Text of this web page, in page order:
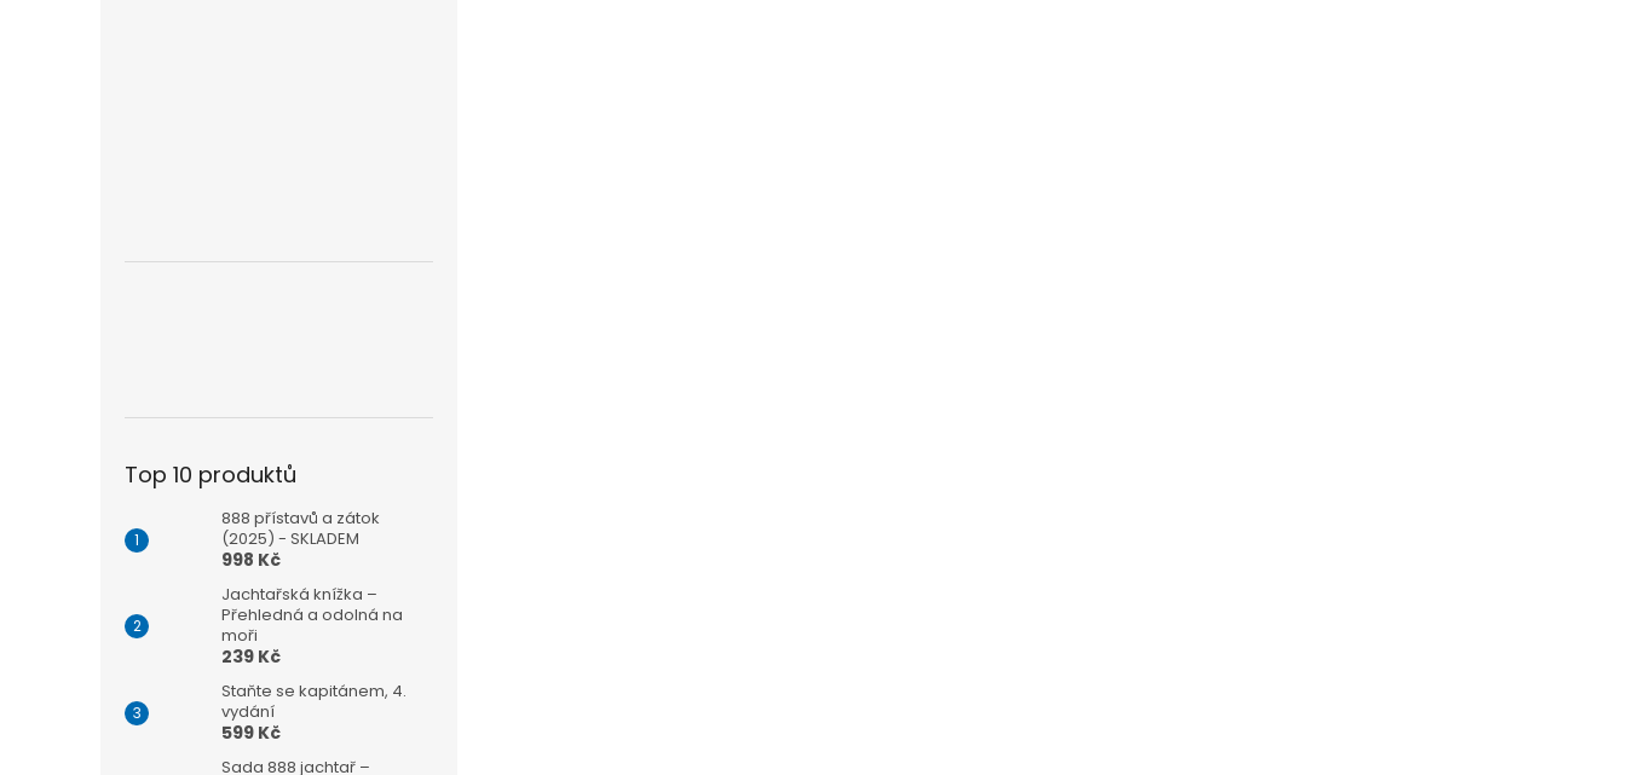
Top 10 produktů
888 přístavů a zátok
(2025) - SKLADEM
998 Kč
Jachtařská knížka –
Přehledná a odolná na
moři
239 Kč
Staňte se kapitánem, 4.
vydání
599 Kč
Sada 888 jachtař –